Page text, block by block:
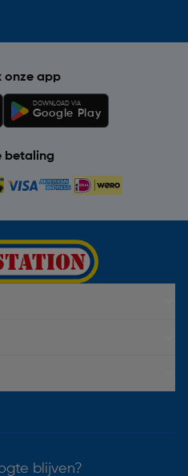
onze app
DOWNLOAD VIA
Google Play
betaling
blijven?